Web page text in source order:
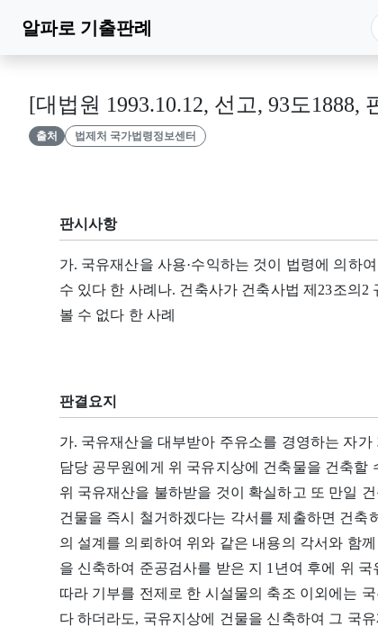
알파로 기출판례
[대법원 1993.10.12, 선고, 93도1888,
출처 법제처 국가법령정보센터
판시사항
가. 국유재산을 사용·수익하는 것이 법령에 의하
수 있다 한 사례나. 건축사가 건축사법 제23조의
볼 수 없다 한 사례
판결요지
가. 국유재산을 대부받아 주유소를 경영하는 자
담당 공무원에게 위 국유지상에 건축물을 건축
위 국유재산을 불하받을 것이 확실하고 또 만일
건물을 즉시 철거하겠다는 각서를 제출하면 건
의 설계를 의뢰하여 위와 같은 내용의 각서와 함
을 신축하여 준공검사를 받은 지 1년여 후에 위
따라 기부를 전제로 한 시설물의 축조 이외에는
다 하더라도, 국유지상에 건물을 신축하여 그 국